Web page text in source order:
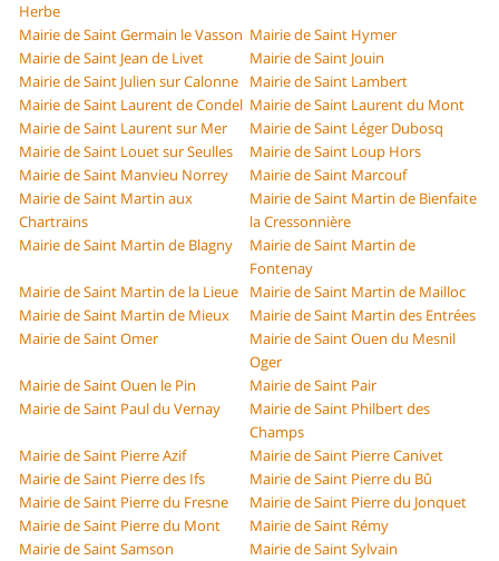
Herbe
Mairie de Saint Germain le Vasson Mairie de Saint Hymer
Mairie de Saint Jean de Livet
Mairie de Saint Jouin
Mairie de Saint Julien sur Calonne
Mairie de Saint Lambert
Mairie de Saint Laurent de Condel Mairie de Saint Laurent du Mont
Mairie de Saint Laurent sur Mer
Mairie de Saint Léger Dubosq
Mairie de Saint Louet sur Seulles
Mairie de Saint Loup Hors
Mairie de Saint Manvieu Norrey
Mairie de Saint Marcouf
Mairie de Saint Martin aux
Chartrains
Mairie de Saint Martin de Bienfaite
la Cressonnière
Mairie de Saint Martin de Blagny
Mairie de Saint Martin de
Fontenay
Mairie de Saint Martin de la Lieue
Mairie de Saint Martin de Mailloc
Mairie de Saint Martin de Mieux
Mairie de Saint Martin des Entrées
Mairie de Saint Omer
Mairie de Saint Ouen du Mesnil
Oger
Mairie de Saint Ouen le Pin
Mairie de Saint Pair
Mairie de Saint Paul du Vernay
Mairie de Saint Philbert des
Champs
Mairie de Saint Pierre Azif
Mairie de Saint Pierre Canivet
Mairie de Saint Pierre des Ifs
Mairie de Saint Pierre du Bû
Mairie de Saint Pierre du Fresne
Mairie de Saint Pierre du Jonquet
Mairie de Saint Pierre du Mont
Mairie de Saint Rémy
Mairie de Saint Samson
Mairie de Saint Sylvain